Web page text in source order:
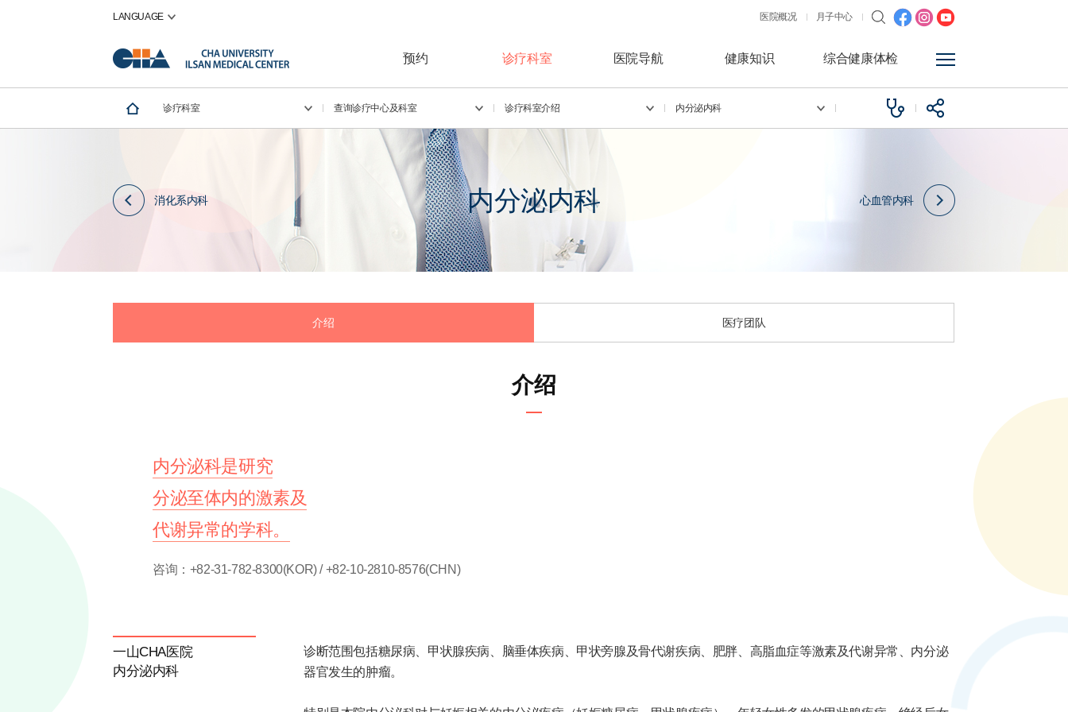
LANGUAGE 医院概况 月子中心
预约 诊疗科室 医院导航 健康知识 综合健康体检
诊疗科室 查询诊疗中心及科室 诊疗科室介绍 内分泌内科
消化系内科 内分泌内科 心血管内科
介绍 医疗团队
介绍
内分泌科是研究
分泌至体内的激素及
代谢异常的学科。
咨询：+82-31-782-8300(KOR) / +82-10-2810-8576(CHN)
一山CHA医院
内分泌内科
诊断范围包括糖尿病、甲状腺疾病、脑垂体疾病、甲状旁腺及骨代谢疾病、肥胖、高脂血症等激素及代谢异常、内分泌
器官发生的肿瘤。